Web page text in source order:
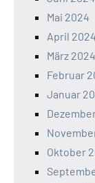
Mai 2024
April 2024
März 2024
Februar
Januar
Oktober